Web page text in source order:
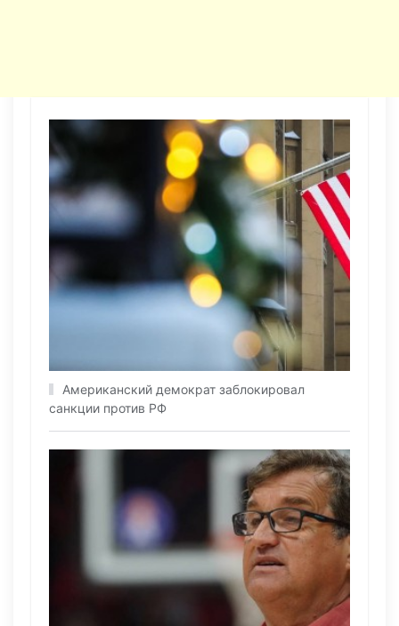
Американский демократ заблокировал
санкции против РФ